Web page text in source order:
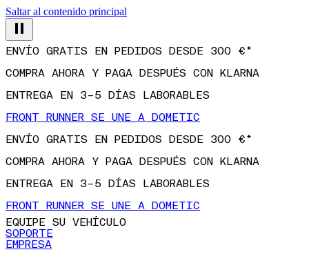
Saltar al contenido principal
ENVÍO GRATIS EN PEDIDOS DESDE 300 €*
COMPRA AHORA Y PAGA DESPUÉS CON KLARNA
ENTREGA EN 3–5 DÍAS LABORABLES
FRONT RUNNER SE UNE A DOMETIC
ENVÍO GRATIS EN PEDIDOS DESDE 300 €*
COMPRA AHORA Y PAGA DESPUÉS CON KLARNA
ENTREGA EN 3–5 DÍAS LABORABLES
FRONT RUNNER SE UNE A DOMETIC
EQUIPE SU VEHÍCULO
SOPORTE
EMPRESA